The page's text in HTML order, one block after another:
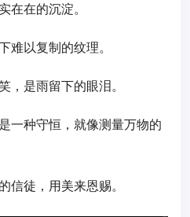
在在的沉淀。
难以复制的纹理。
，是雨留下的眼泪。
一种守恒，就像测量万物的
信徒，用美来恩赐。